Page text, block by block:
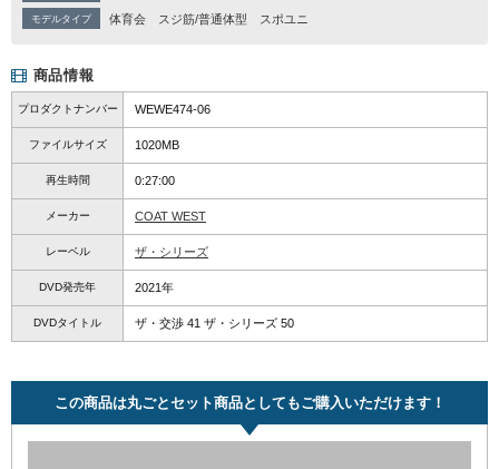
モデルタイプ 体育会 スジ筋/普通体型 スポユニ
商品情報
プロダクトナンバー WEWE474-06
ファイルサイズ 1020MB
再生時間 0:27:00
メーカー COAT WEST
レーベル ザ・シリーズ
DVD発売年 2021年
DVDタイトル ザ・交渉 41 ザ・シリーズ 50
この商品は丸ごとセット商品としてもご購入いただけます！